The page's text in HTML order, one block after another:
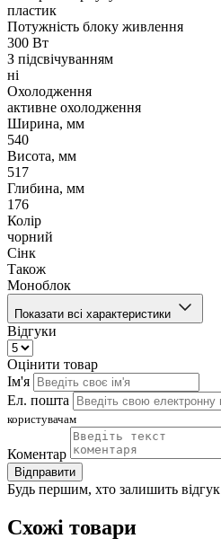
пластик
Потужність блоку живлення
300 Вт
З підсвічуванням
ні
Охолодження
активне охолодження
Ширина, мм
540
Висота, мм
517
Глибина, мм
176
Колір
чорний
Сінк
Також
Моноблок
Показати всі характеристики
Відгуки
Оцінити товар
Ім'я
Ел. пошта
користувачам
Коментар
Відправити
Будь першим, хто залишить відгук
Схожі товари